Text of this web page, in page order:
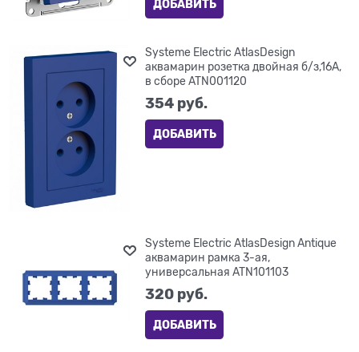
ДОБАВИТЬ
Systeme Electric AtlasDesign
аквамарин розетка двойная б/з,16А,
в сборе ATN001120
354 руб.
ДОБАВИТЬ
Systeme Electric AtlasDesign Antique
аквамарин рамка 3-ая,
универсальная ATN101103
320 руб.
ДОБАВИТЬ